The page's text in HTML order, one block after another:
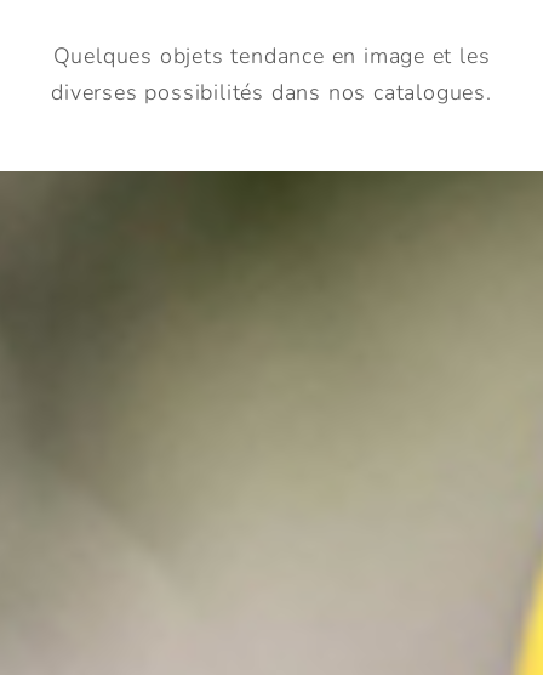
Quelques objets tendance en image et les
diverses possibilités dans nos catalogues.